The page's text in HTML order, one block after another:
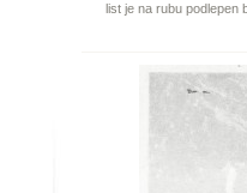
list je na rubu podlepen